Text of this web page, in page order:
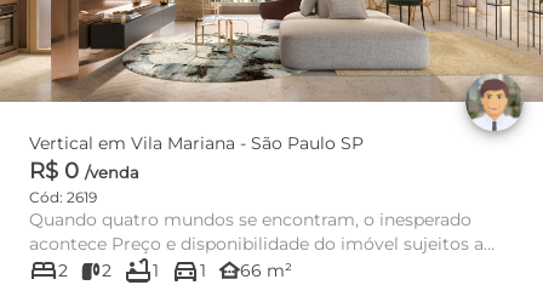
Vertical em Vila Mariana - São Paulo SP
R$ 0 /venda
Cód: 2619
Quando quatro mundos se encontram, o inesperado
acontece Preço e disponibilidade do imóvel sujeitos a
alteração sem avis...
bed2 2 bathtub1 directions_car1 other_houses66 m²